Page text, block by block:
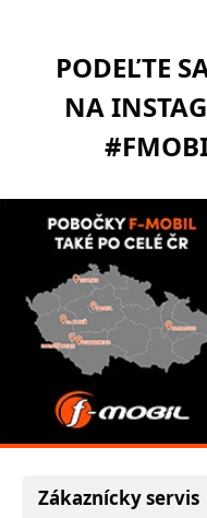
PODEĽTE
NA
Zákaznícky servis